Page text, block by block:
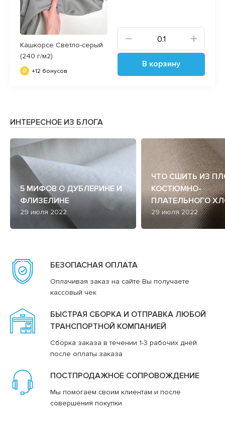
Кашкорсе Светло-серый
(240 г/м2)
+12 бонусов
В корзину
ИНТЕРЕСНОЕ ИЗ БЛОГА
5 МИФОВ О ДУБЛЕРИНЕ И
ФЛИЗЕЛИНЕ
29 июля 2022
ЧТО СШИТЬ ИЗ
КОСТЮМНО-
ПЛАТЕЛЬНОГО
29 июля 2022
БЕЗОПАСНАЯ ОПЛАТА
Оплачивая заказ на сайте Вы получаете
кассовый чек
БЫСТРАЯ СБОРКА И ОТПРАВКА ЛЮБОЙ
ТРАНСПОРТНОЙ КОМПАНИЕЙ
Сборка заказа в течении 1-3 рабочих дней
после оплаты заказа
ПОСТПРОДАЖНОЕ СОПРОВОЖДЕНИЕ
Мы помогаем своим клиентам и после
совершения покупки